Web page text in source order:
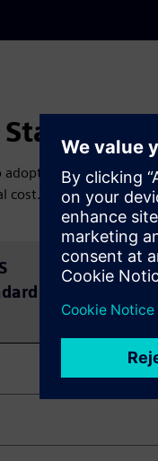
–
You keep full
cost.
PADS
Premium